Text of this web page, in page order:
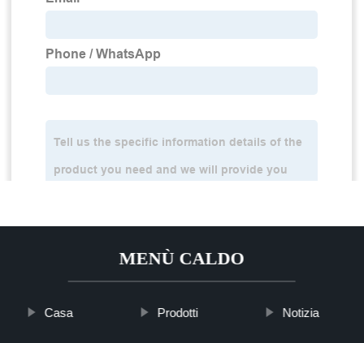
MENÙ CALDO
Casa Prodotti Notizia